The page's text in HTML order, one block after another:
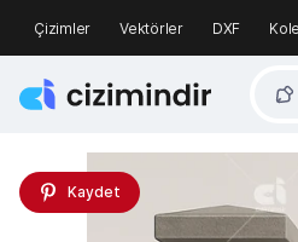
Çizimler Vektörler DXF
Kaydet